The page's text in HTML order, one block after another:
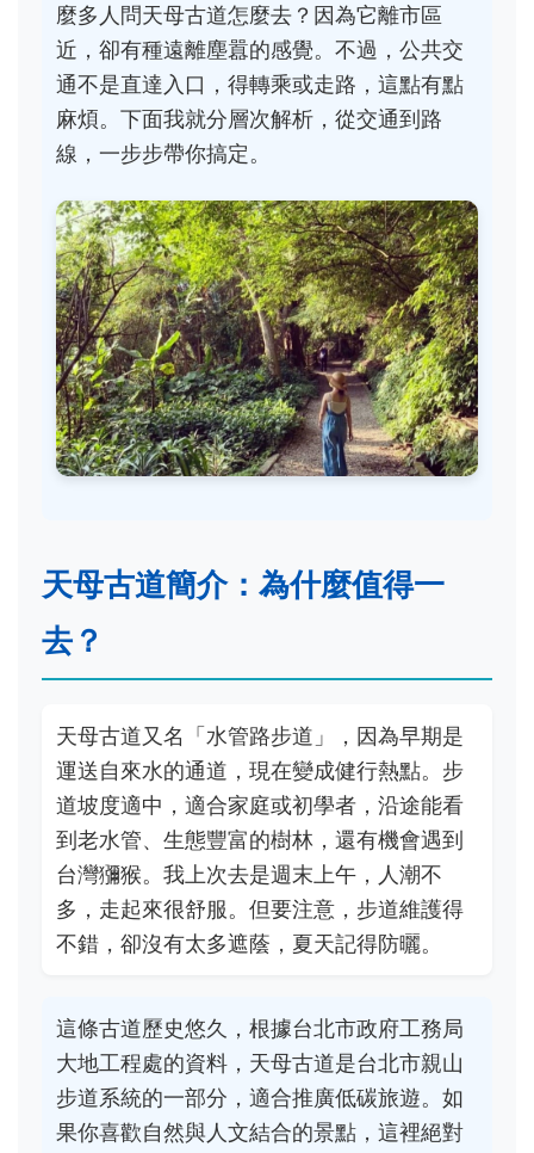
麼多人問天母古道怎麼去？因為它離市區
近，卻有種遠離塵囂的感覺。不過，公共交
通不是直達入口，得轉乘或走路，這點有點
麻煩。下面我就分層次解析，從交通到路
線，一步步帶你搞定。
天母古道簡介：為什麼值得一
去？
天母古道又名「水管路步道」，因為早期是
運送自來水的通道，現在變成健行熱點。步
道坡度適中，適合家庭或初學者，沿途能看
到老水管、生態豐富的樹林，還有機會遇到
台灣獼猴。我上次去是週末上午，人潮不
多，走起來很舒服。但要注意，步道維護得
不錯，卻沒有太多遮蔭，夏天記得防曬。
這條古道歷史悠久，根據台北市政府工務局
大地工程處的資料，天母古道是台北市親山
步道系統的一部分，適合推廣低碳旅遊。如
果你喜歡自然與人文結合的景點，這裡絕對